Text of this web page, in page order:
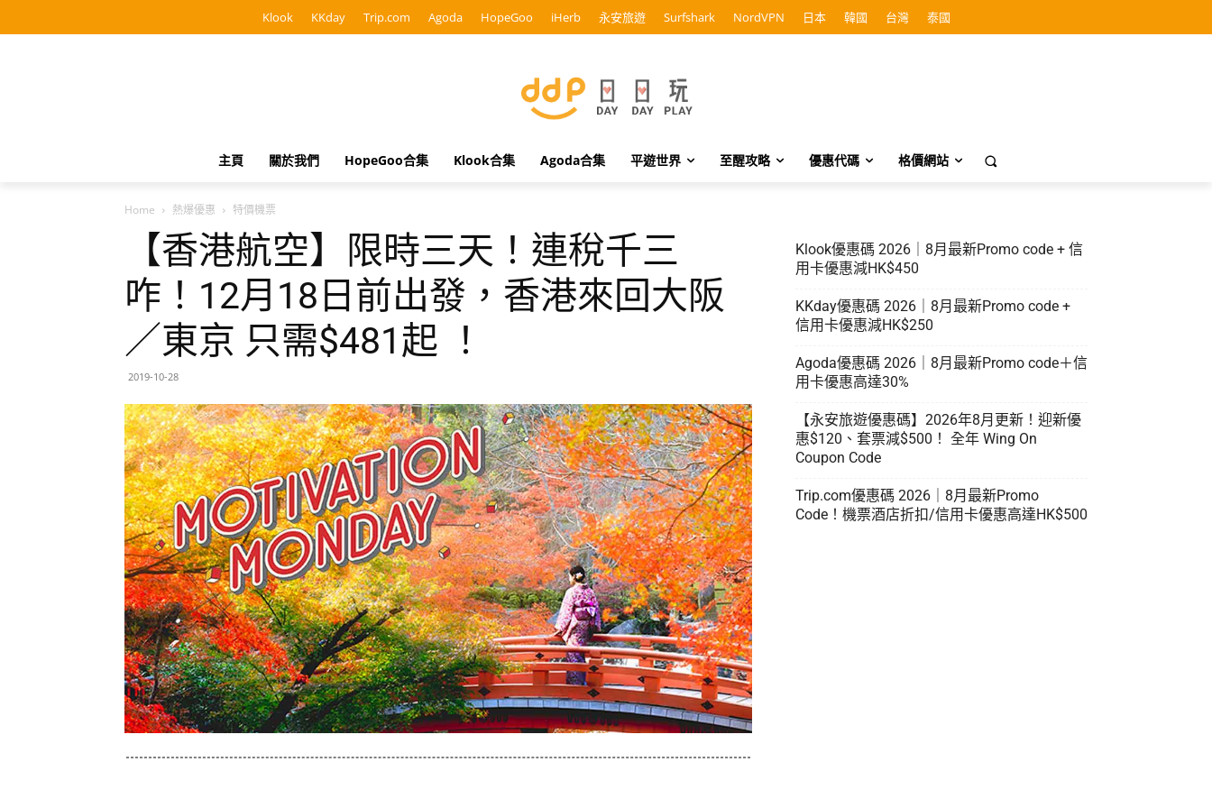
Klook KKday Trip.com Agoda HopeGoo iHerb 永安旅遊 Surfshark NordVPN 日本 韓國 台灣 泰國
主頁 關於我們 HopeGoo合集 Klook合集 Agoda合集 平遊世界 至醒攻略 優惠代碼 格價網站
Home 熱爆優惠 特價機票
【香港航空】限時三天！連稅千三
咋！12月18日前出發，香港來回大阪
／東京 只需$481起 ！
2019-10-28
Klook優惠碼 2026｜8月最新Promo code + 信
用卡優惠減HK$450
KKday優惠碼 2026｜8月最新Promo code +
信用卡優惠減HK$250
Agoda優惠碼 2026｜8月最新Promo code＋信
用卡優惠高達30%
【永安旅遊優惠碼】2026年8月更新！迎新優
惠$120、套票減$500！ 全年 Wing On
Coupon Code
Trip.com優惠碼 2026｜8月最新Promo
Code！機票酒店折扣/信用卡優惠高達HK$500